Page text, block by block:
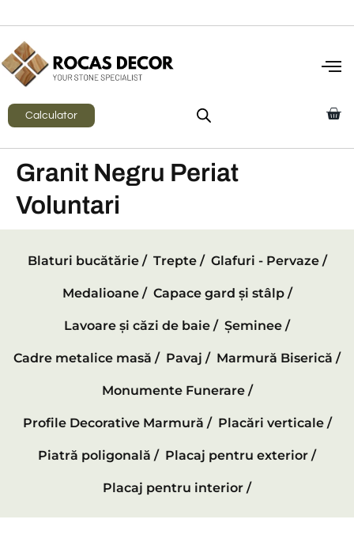
Calculator
Granit Negru Periat
Voluntari
Blaturi bucătărie / Trepte / Glafuri - Pervaze /
Medalioane / Capace gard și stâlp /
Lavoare și căzi de baie / Șeminee /
Cadre metalice masă / Pavaj / Marmură Biserică /
Monumente Funerare /
Profile Decorative Marmură / Placări verticale /
Piatră poligonală / Placaj pentru exterior /
Placaj pentru interior /